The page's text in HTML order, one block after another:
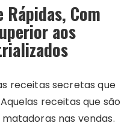
Com
aos
receitas secretas que
receitas que são
nas vendas.